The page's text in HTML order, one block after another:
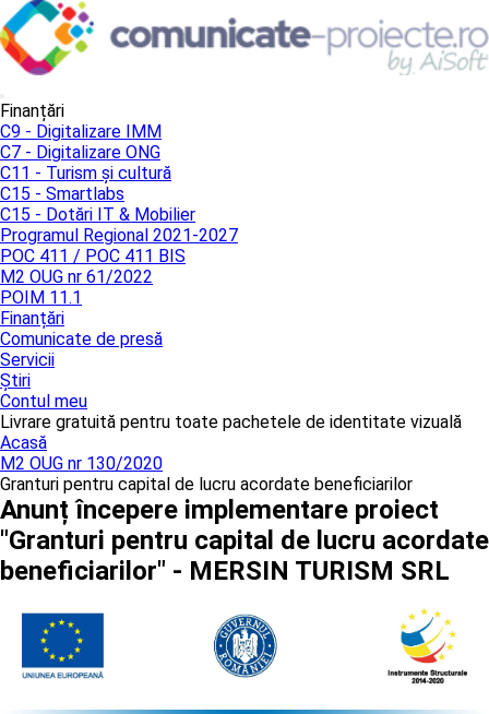
Finanțări
C9 - Digitalizare IMM
C7 - Digitalizare ONG
C11 - Turism și cultură
C15 - Smartlabs
C15 - Dotări IT & Mobilier
Programul Regional 2021-2027
POC 411 / POC 411 BIS
M2 OUG nr 61/2022
POIM 11.1
Finanțări
Comunicate de presă
Servicii
Știri
Contul meu
Livrare gratuită pentru toate pachetele de identitate vizuală
Acasă
M2 OUG nr 130/2020
Granturi pentru capital de lucru acordate beneficiarilor
Anunț începere implementare proiect
"Granturi pentru capital de lucru acordate
beneficiarilor" - MERSIN TURISM SRL